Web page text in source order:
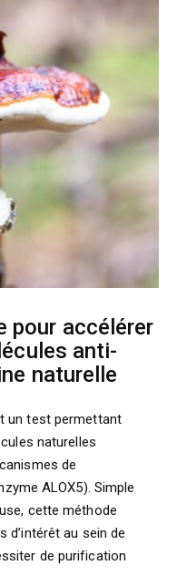
pour accélérer
anti-
naturelle
un test permettant
naturelles
de
ALOX5). Simple
cette méthode
d’intérêt au sein de
de purification